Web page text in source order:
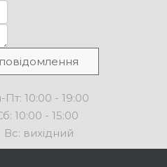
Пт: 10:00 - 19:00
10:00 - 15:00
Вс: вихідний